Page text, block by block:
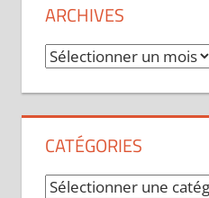
ARCHIVES
Archives
CATÉGORIES
Catégories